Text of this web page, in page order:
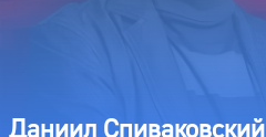
Даниил Спиваковский